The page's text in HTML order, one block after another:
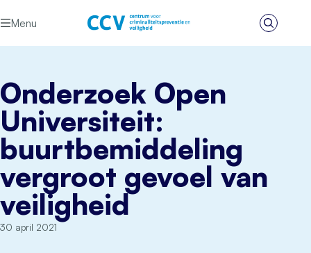
Menu
Zoeken
Onderzoek Open
Universiteit:
buurtbemiddeling
vergroot gevoel van
veiligheid
30 april 2021